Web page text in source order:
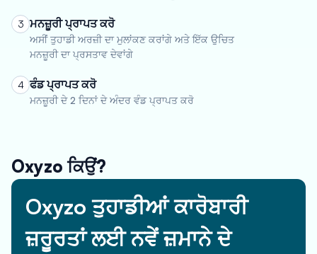
3 ਮਨਜ਼ੂਰੀ ਪ੍ਰਾਪਤ ਕਰੋ
ਅਸੀਂ ਤੁਹਾਡੀ ਅਰਜ਼ੀ ਦਾ ਮੁਲਾਂਕਣ ਕਰਾਂਗੇ ਅਤੇ ਇੱਕ ਉਚਿਤ
ਮਨਜ਼ੂਰੀ ਦਾ ਪ੍ਰਸਤਾਵ ਦੇਵਾਂਗੇ
4 ਫੰਡ ਪ੍ਰਾਪਤ ਕਰੋ
ਮਨਜ਼ੂਰੀ ਦੇ 2 ਦਿਨਾਂ ਦੇ ਅੰਦਰ ਵੰਡ ਪ੍ਰਾਪਤ ਕਰੋ
Oxyzo ਕਿਉਂ?
Oxyzo ਤੁਹਾਡੀਆਂ ਕਾਰੋਬਾਰੀ
ਜ਼ਰੂਰਤਾਂ ਲਈ ਨਵੇਂ ਜ਼ਮਾਨੇ ਦੇ